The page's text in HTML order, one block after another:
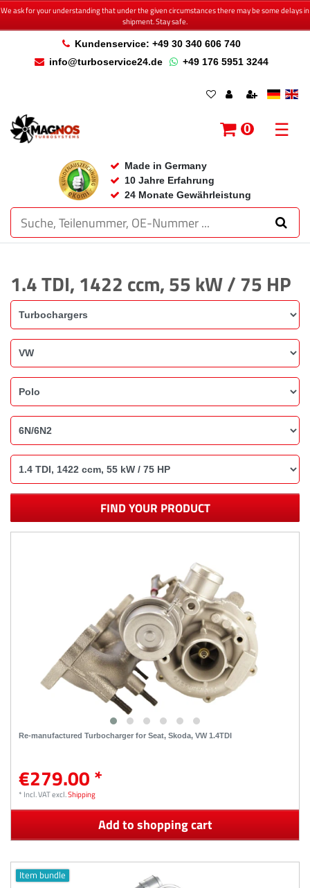
We ask for your understanding that under the given circumstances there may be some delays in
shipment. Stay safe.
Kundenservice: +49 30 340 606 740
info@turboservice24.de
+49 176 5951 3244
Made in Germany
10 Jahre Erfahrung
24 Monate Gewährleistung
0 ☰
1.4 TDI, 1422 ccm, 55 kW / 75 HP
FIND YOUR PRODUCT
Re-manufactured Turbocharger for Seat, Skoda, VW 1.4TDI
€279.00 *
* Incl. VATexcl.Shipping
Add to shopping cart
Item bundle